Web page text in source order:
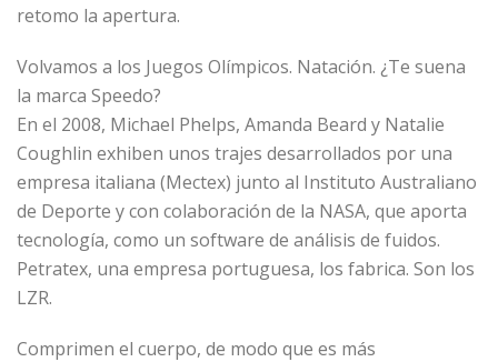
retomo la apertura.
Volvamos a los Juegos Olímpicos. Natación. ¿Te suena
la marca Speedo?
En el 2008, Michael Phelps, Amanda Beard y Natalie
Coughlin exhiben unos trajes desarrollados por una
empresa italiana (Mectex) junto al Instituto Australiano
de Deporte y con colaboración de la NASA, que aporta
tecnología, como un software de análisis de fuidos.
Petratex, una empresa portuguesa, los fabrica. Son los
LZR.
Comprimen el cuerpo, de modo que es más